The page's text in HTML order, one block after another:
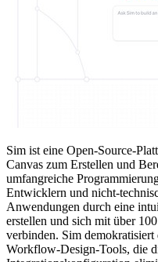
Sim ist eine Open-Source-
Canvas zum Erstellen und
umfangreiche
Entwicklern und nicht-
Anwendungen durch eine
erstellen und sich mit über
verbinden. Sim
Workflow-Design-Tools, die